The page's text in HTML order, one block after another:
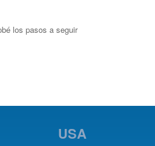
los pasos a seguir
USA